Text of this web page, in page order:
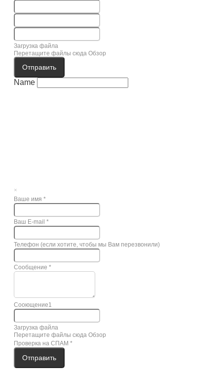
Загрузка файла
Перетащите файлы сюда Обзор
Отправить
Name
×
Ваше имя *
Ваш E-mail *
Телефон (если хотите, чтобы мы Вам перезвонили)
Сообщение *
Сооющение1
Загрузка файла
Перетащите файлы сюда Обзор
Проверка на СПАМ *
Отправить